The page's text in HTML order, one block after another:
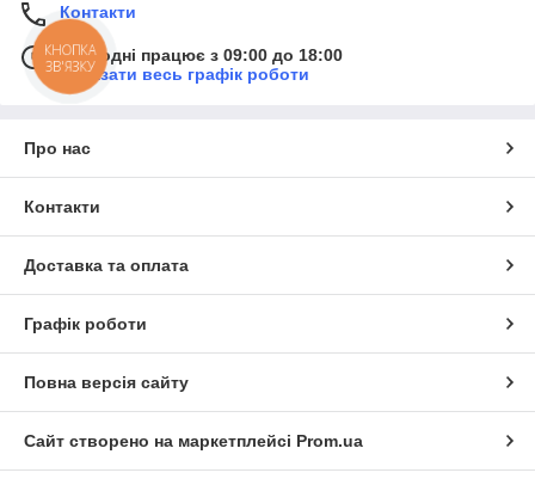
Контакти
Сьогодні працює з 09:00 до 18:00
Показати весь графік роботи
Про нас
Контакти
Доставка та оплата
Графік роботи
Повна версія сайту
Сайт створено на маркетплейсі Prom.ua
КНОПКА
ЗВ'ЯЗКУ